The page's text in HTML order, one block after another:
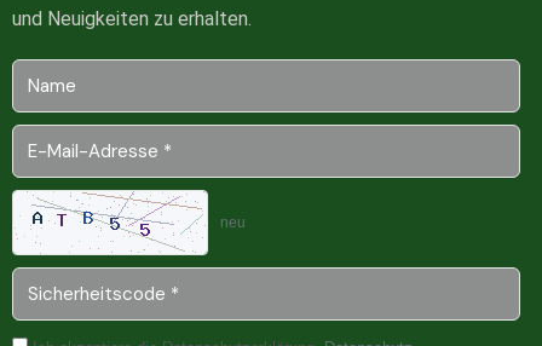
und Neuigkeiten zu erhalten.
neu